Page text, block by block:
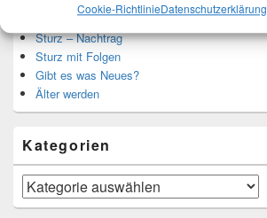
Cookie-RichtlinieDatenschutzerklärung
Hochzeitstage und ihre Bedeutung
Sturz – Nachtrag
Sturz mit Folgen
Gibt es was Neues?
Älter werden
Kategorien
Kategorien